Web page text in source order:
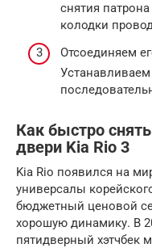
снятия
колодки
Отсоединяем
Как быстро
двери Kia Rio 3
Kia Rio появился на
универсалы
бюджетный ценовой
хорошую динамику. В
пятидверный хэтчбек